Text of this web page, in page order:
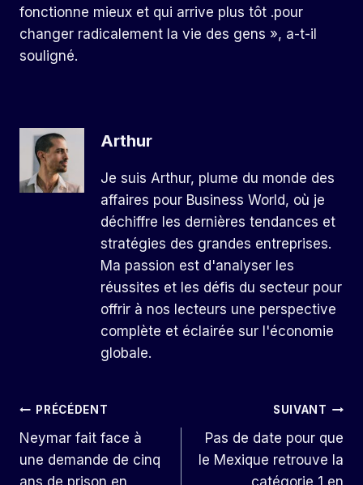
fonctionne mieux et qui arrive plus tôt .pour
changer radicalement la vie des gens », a-t-il
souligné.
Arthur
Je suis Arthur, plume du monde des
affaires pour Business World, où je
déchiffre les dernières tendances et
stratégies des grandes entreprises.
Ma passion est d'analyser les
réussites et les défis du secteur pour
offrir à nos lecteurs une perspective
complète et éclairée sur l'économie
globale.
Navigation
De
L’article
PRÉCÉDENT
Neymar fait face à
une demande de cinq
ans de prison en
SUIVANT
Pas de date pour que
le Mexique retrouve la
catégorie 1 en